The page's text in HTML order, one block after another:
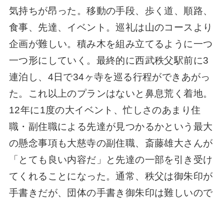
気持ちが昂った。移動の手段、歩く道、順路、
食事、先達、イベント。巡礼は山のコースより
企画が難しい。積み木を組み立てるように一つ
一つ形にしていく。最終的に西武秩父駅前に3
連泊し、4日で34ヶ寺を巡る行程ができあがっ
た。これ以上のプランはないと鼻息荒く着地。
12年に1度の大イベント、忙しさのあまり住
職・副住職による先達が見つかるかという最大
の懸念事項も大慈寺の副住職、斎藤雄大さんが
「とても良い内容だ」と先達の一部を引き受け
てくれることになった。通常、秩父は御朱印が
手書きだが、団体の手書き御朱印は難しいので